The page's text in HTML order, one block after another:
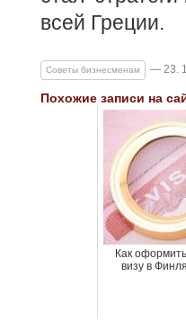
всей Греции.
Советы бизнесменам — 23.
Похожие записи на
Как
визу в